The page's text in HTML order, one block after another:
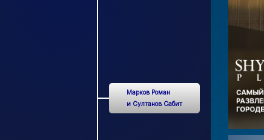
Марков Роман
и Султанов Сабит